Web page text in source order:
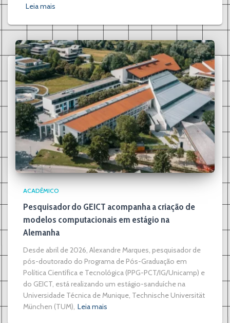
Leia mais
ACADÊMICO
Pesquisador do GEICT acompanha a criação de
modelos computacionais em estágio na
Alemanha
Desde abril de 2026, Alexandre Marques, pesquisador de
pós-doutorado do Programa de Pós-Graduação em
Política Científica e Tecnológica (PPG-PCT/IG/Unicamp) e
do GEICT, está realizando um estágio-sanduíche na
Universidade Técnica de Munique, Technische Universität
München (TUM), Leia mais